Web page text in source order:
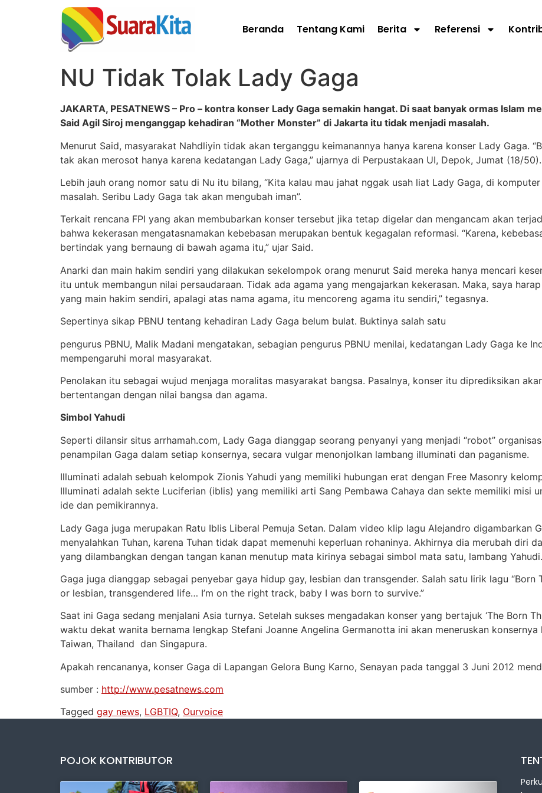
Beranda Tentang Kami Berita Referensi
NU Tidak Tolak Lady Gaga
JAKARTA, PESATNEWS – Pro – kontra konser Lady Gaga semakin hangat. Di saat banyak ormas Islam
Said Agil Siroj menganggap kehadiran “Mother Monster” di Jakarta itu tidak menjadi masalah.
Menurut Said, masyarakat Nahdliyin tidak akan terganggu keimanannya hanya karena konser Lady Gaga.
tak akan merosot hanya karena kedatangan Lady Gaga,” ujarnya di Perpustakaan UI, Depok, Jumat (18/50).
Lebih jauh orang nomor satu di Nu itu bilang, “Kita kalau mau jahat nggak usah liat Lady Gaga, di
masalah. Seribu Lady Gaga tak akan mengubah iman”.
Terkait rencana FPI yang akan membubarkan konser tersebut jika tetap digelar dan mengancam akan
bahwa kekerasan mengatasnamakan kebebasan merupakan bentuk kegagalan reformasi. “Karena,
bertindak yang bernaung di bawah agama itu,” ujar Said.
Anarki dan main hakim sendiri yang dilakukan sekelompok orang menurut Said mereka hanya mencari
itu untuk membangun nilai persaudaraan. Tidak ada agama yang mengajarkan kekerasan. Maka, saya
yang main hakim sendiri, apalagi atas nama agama, itu mencoreng agama itu sendiri,” tegasnya.
Sepertinya sikap PBNU tentang kehadiran Lady Gaga belum bulat. Buktinya salah satu
pengurus PBNU, Malik Madani mengatakan, sebagian pengurus PBNU menilai, kedatangan Lady Gaga ke
mempengaruhi moral masyarakat.
Penolakan itu sebagai wujud menjaga moralitas masyarakat bangsa. Pasalnya, konser itu diprediksikan
bertentangan dengan nilai bangsa dan agama.
Simbol Yahudi
Seperti dilansir situs arrhamah.com, Lady Gaga dianggap seorang penyanyi yang menjadi “robot”
penampilan Gaga dalam setiap konsernya, secara vulgar menonjolkan lambang illuminati dan paganisme.
Illuminati adalah sebuah kelompok Zionis Yahudi yang memiliki hubungan erat dengan Free Masonry
Illuminati adalah sekte Luciferian (iblis) yang memiliki arti Sang Pembawa Cahaya dan sekte memiliki misi
ide dan pemikirannya.
Lady Gaga juga merupakan Ratu Iblis Liberal Pemuja Setan. Dalam video klip lagu Alejandro digambarkan
menyalahkan Tuhan, karena Tuhan tidak dapat memenuhi keperluan rohaninya. Akhirnya dia merubah diri
yang dilambangkan dengan tangan kanan menutup mata kirinya sebagai simbol mata satu, lambang Yahudi.
Gaga juga dianggap sebagai penyebar gaya hidup gay, lesbian dan transgender. Salah satu lirik lagu “Born
or lesbian, transgendered life… I’m on the right track, baby I was born to survive.”
Saat ini Gaga sedang menjalani Asia turnya. Setelah sukses mengadakan konser yang bertajuk ‘The Born
waktu dekat wanita bernama lengkap Stefani Joanne Angelina Germanotta ini akan meneruskan
Taiwan, Thailand dan Singapura.
Apakah rencananya, konser Gaga di Lapangan Gelora Bung Karno, Senayan pada tanggal 3 Juni 2012
sumber : http://www.pesatnews.com
Tagged gay news, LGBTIQ, Ourvoice
POJOK KONTRIBUTOR